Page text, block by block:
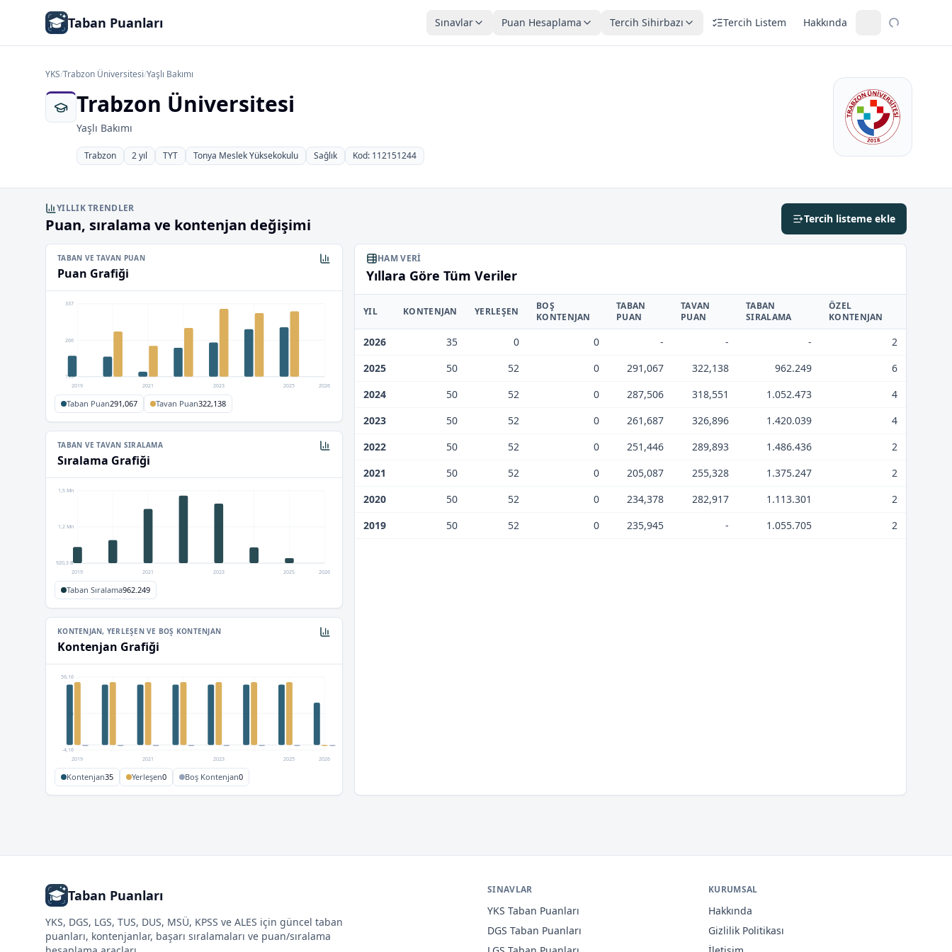
Taban Puanları Sınavlar Puan Hesaplama Tercih Sihirbazı Tercih Listem Hakkında
YKS/Trabzon Üniversitesi/Yaşlı Bakımı
Trabzon Üniversitesi
Yaşlı Bakımı
Trabzon 2 yıl TYT Tonya Meslek Yüksekokulu Sağlık Kod: 112151244
YILLIK TRENDLER
Puan, sıralama ve kontenjan değişimi Tercih listeme ekle
TABAN VE TAVAN PUAN
Puan Grafiği
337
266
195
2019 2021 2023 2025 2026
Taban Puan291,067 Tavan Puan322,138
TABAN VE TAVAN SIRALAMA
Sıralama Grafiği
1,5 Mn
1,2 Mn
920,3 B
2019 2021 2023 2025 2026
Taban Sıralama962.249
KONTENJAN, YERLEŞEN VE BOŞ KONTENJAN
Kontenjan Grafiği
56,16
26
-4,16
2019
2021 2023 2025 2026
Kontenjan35 Yerleşen0 Boş Kontenjan0
HAM VERI
Yıllara Göre Tüm Veriler
YIL KONTENJAN YERLEŞEN
BOŞ
KONTENJAN
TABAN
PUAN
TAVAN
PUAN
TABAN
SIRALAMA
ÖZEL
KONTENJAN
2026 35 0 0 - - -
2
2025
50 52 0 291,067 322,138 962.249
6
2024
50 52 0 287,506 318,551 1.052.473
4
2023
50 52 0 261,687 326,896 1.420.039
4
2022
50 52 0 251,446 289,893 1.486.436
2
2021
50 52 0 205,087 255,328 1.375.247
2
2020
50 52 0 234,378 282,917 1.113.301
2
2019
50 52 0 235,945 - 1.055.705 2
Taban Puanları
YKS, DGS, LGS, TUS, DUS, MSÜ, KPSS ve ALES için güncel taban
puanları, kontenjanlar, başarı sıralamaları ve puan/sıralama
SINAVLAR
YKS Taban Puanları
DGS Taban Puanları
KURUMSAL
Hakkında
Gizlilik Politikası